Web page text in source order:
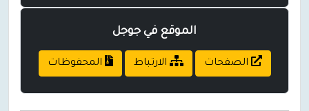
الموقع في جوجل
الصفحات الارتباط المحفوظات